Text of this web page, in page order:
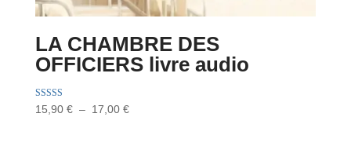
LA CHAMBRE DES
OFFICIERS livre audio
Note
5.00
15,90 € – 17,00 €Plage